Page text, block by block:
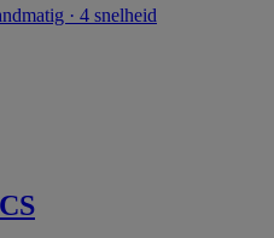
· 4 snelheid